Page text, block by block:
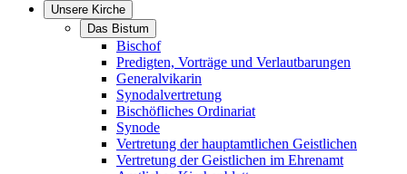
Unsere Kirche
Das Bistum
Bischof
Predigten, Vorträge und Verlautbarungen
Generalvikarin
Synodalvertretung
Bischöfliches Ordinariat
Synode
Vertretung der hauptamtlichen Geistlichen
Vertretung der Geistlichen im Ehrenamt